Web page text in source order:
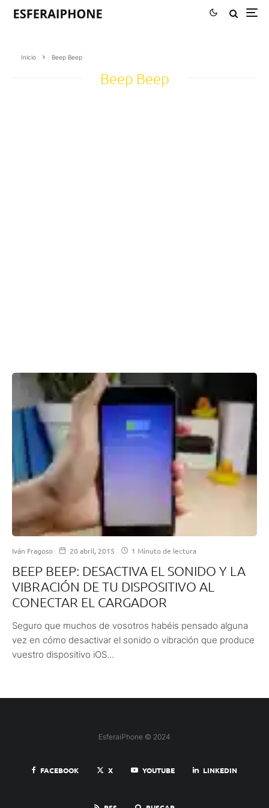
Inicio Beep Beep
Beep Beep
Iván Fragoso 20 abril, 2015 1 Minuto de lectura
BEEP BEEP: DESACTIVA EL SONIDO Y LA
VIBRACIÓN DE TU DISPOSITIVO AL
CONECTAR EL CARGADOR
Seguro que muchos de vosotros habéis pensado alguna
vez en cómo desactivar el sonido o vibración que produce
vuestro dispositivo iOS...
EsferaiPhone © 2024
FACEBOOK X YOUTUBE LINKEDIN